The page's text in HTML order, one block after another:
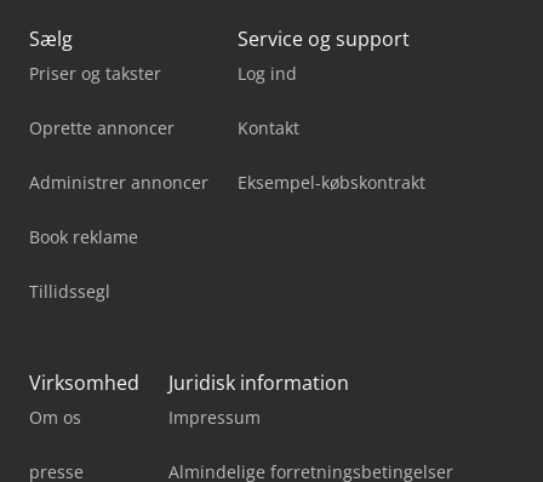
Sælg
Priser og takster
Oprette annoncer
Administrer annoncer
Book reklame
Tillidssegl
Service og support
Log ind
Kontakt
Eksempel-købskontrakt
Virksomhed
Om os
presse
Juridisk information
Impressum
Almindelige forretningsbetingelser